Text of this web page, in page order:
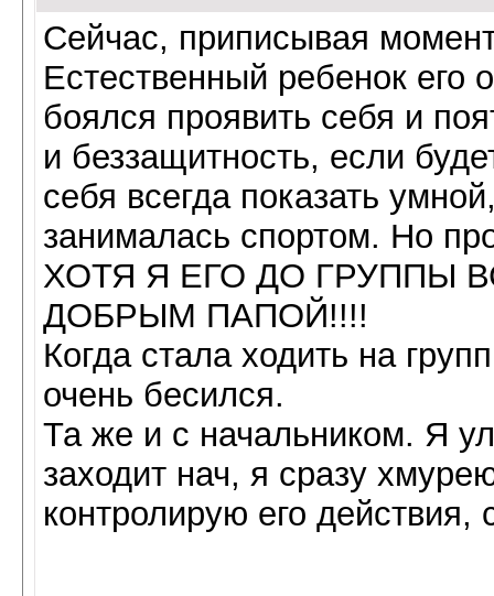
Сейчас, приписывая
Естественный ребенок
боялся проявить себя и
и беззащитность, если
себя всегда показать
занималась спортом. Но
ХОТЯ Я ЕГО ДО ГРУППЫ
ДОБРЫМ ПАПОЙ!!!!
Когда стала ходить на
очень бесился.
Та же и с начальником. Я
заходит нач, я сразу
контролирую его действия,